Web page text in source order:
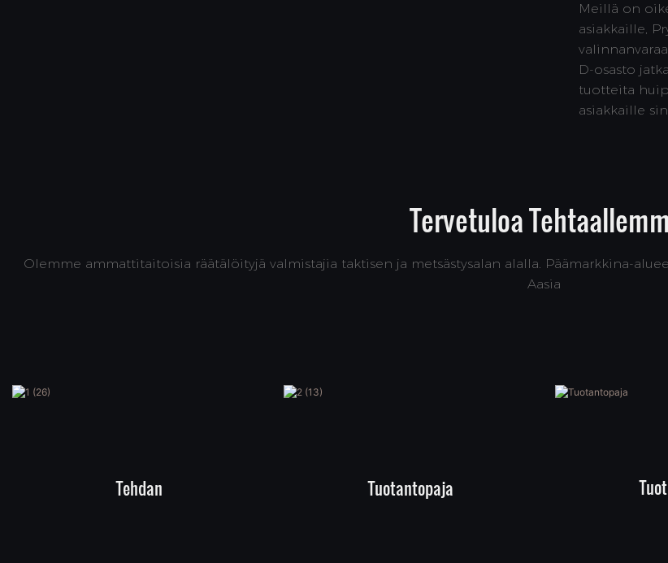
Meillä on
asiakkaille,
D-osasto
tuotteita
asiakkaille
Tervetuloa
Olemme ammattitaitoisia räätälöityjä valmistajia taktisen ja metsästysalan alalla. Päämarkkina-
Aasia
Tehdan Tuotantopaja